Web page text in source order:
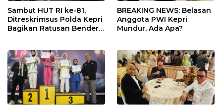
Sambut HUT RI ke-81,
Ditreskrimsus Polda Kepri
Bagikan Ratusan Bendera
BREAKING NEWS: Belasan
Anggota PWI Kepri
Mundur, Ada Apa?